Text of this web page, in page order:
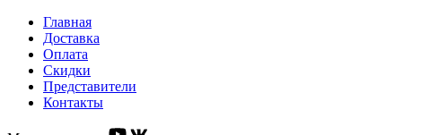
Главная
Доставка
Оплата
Скидки
Представители
Контакты